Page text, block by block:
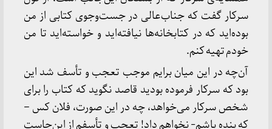
سركار گفت كه جناب‌عالی در جست‌وجوی كتابی از من
بوده‌اید كه در كتابخانه‌ها نیافته‌اید و خواسته‌اید تا من
خودم تهیه كنم.
آن‌چه در این میان برایم موجب تعجب و تأسف شد این
بود كه سركار فرموده بودید قاصد نگوید كه كتاب را برای
شخص سركار می‌خواهد، چه در این صورت، فلان كس –
كه بنده باشم- نخواهم داد! تعجب و تأسفم از این‌جاست